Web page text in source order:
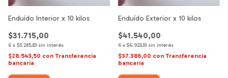
Enduído Interior x 10 kilos
$31.715,00
6 x $5.285,83 sin interés
$28.543,50 con Transferencia
bancaria
Enduído Exterior x 10 kilos
$41.540,00
6 x $6.923,33 sin interés
$37.386,00 con Transferencia
bancaria